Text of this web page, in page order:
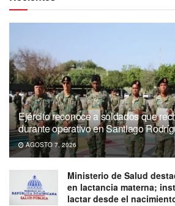
Ejército reconoce a soldados que
durante operativo en Santiago
AGOSTO 7, 2026
Ministerio de Salud
en lactancia materna;
lactar desde el